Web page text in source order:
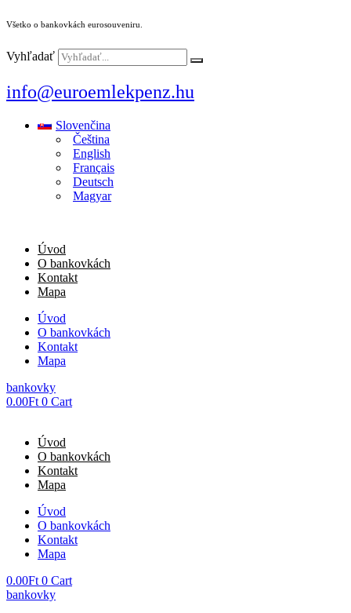
Všetko o bankovkách eurosouveniru.
Vyhľadať
info@euroemlekpenz.hu
Slovenčina
Čeština
English
Français
Deutsch
Magyar
Úvod
O bankovkách
Kontakt
Mapa
Úvod
O bankovkách
Kontakt
Mapa
bankovky
0.00Ft 0 Cart
Úvod
O bankovkách
Kontakt
Mapa
Úvod
O bankovkách
Kontakt
Mapa
0.00Ft 0 Cart
bankovky